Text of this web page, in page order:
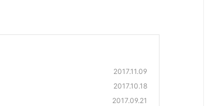
2017.11.09
2017.10.18
2017.09.21